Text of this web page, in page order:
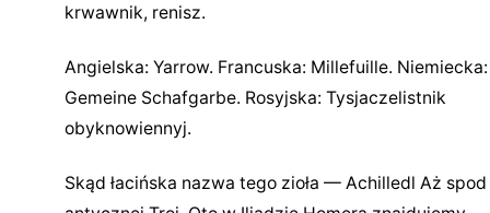
krwawnik, renisz.
Angielska: Yarrow. Francuska: Millefuille. Niemiecka:
Gemeine Schafgarbe. Rosyjska: Tysjaczelistnik
obyknowiennyj.
Skąd łacińska nazwa tego zioła — Achilledl Aż spod